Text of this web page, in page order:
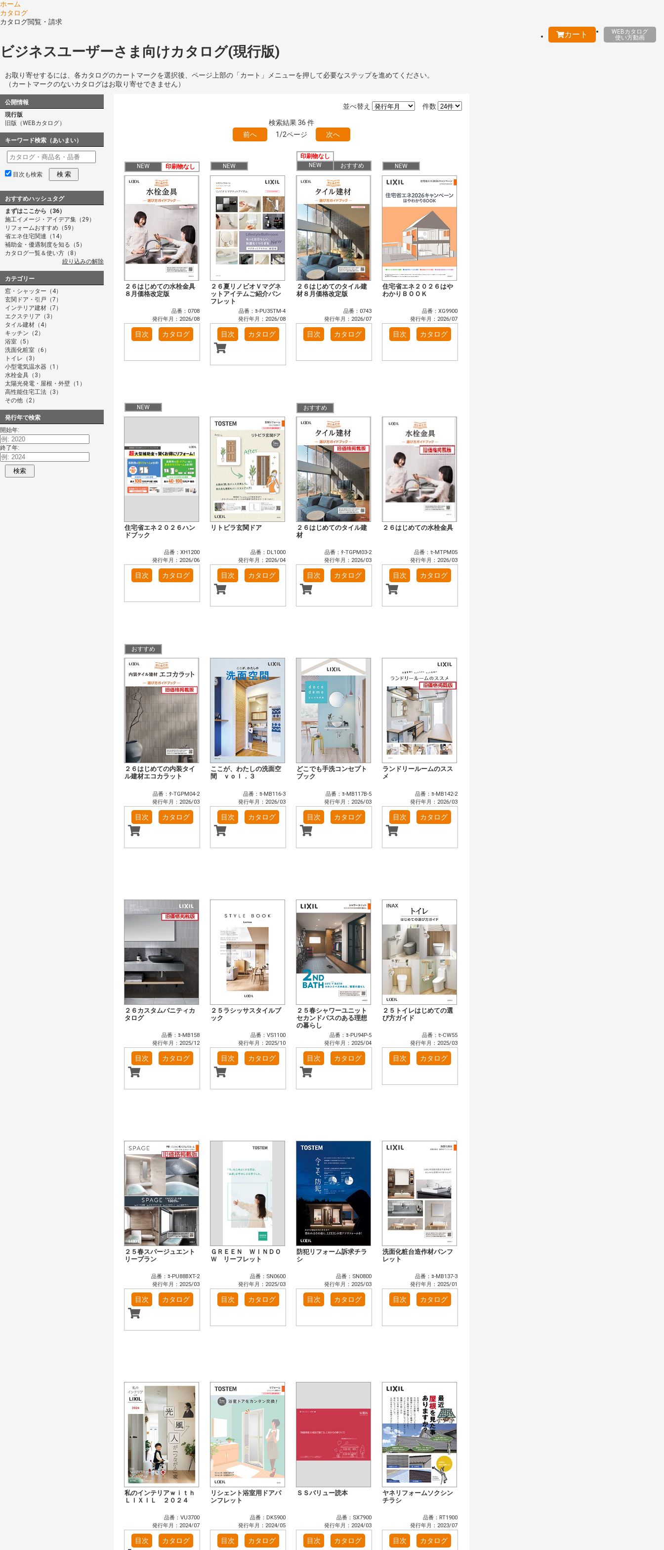
ホーム
カタログ
カタログ閲覧・請求
カート
WEBカタログ
使い方動画
ビジネスユーザーさま向けカタログ(現行版)
お取り寄せするには、各カタログのカートマークを選択後、ページ上部の「カート」メニューを押して必要なステップを進めてください。
（カートマークのないカタログはお取り寄せできません）
公開情報
現行版
旧版（WEBカタログ）
キーワード検索（あいまい）
目次も検索 検 索
おすすめハッシュタグ
まずはここから（36）
施工イメージ・アイデア集（29）
リフォームおすすめ（59）
省エネ住宅関連（14）
補助金・優遇制度を知る（5）
カタログ一覧＆使い方（8）
絞り込みの解除
カテゴリー
窓・シャッター（4）
玄関ドア・引戸（7）
インテリア建材（7）
エクステリア（3）
タイル建材（4）
キッチン（2）
浴室（5）
洗面化粧室（6）
トイレ（3）
小型電気温水器（1）
水栓金具（3）
太陽光発電・屋根・外壁（1）
高性能住宅工法（3）
その他（2）
発行年で検索
開始年:
終了年:
検索
件数
並べ替え
検索結果36 件
前へ
1/2ページ 次へ
NEW 印刷物なし
２６はじめての水栓金具
８月価格改定版
品番：0708
発行年月：2026/08
目次 カタログ
NEW
２６夏リノビオＶマグネ
ットアイテムご紹介パン
フレット
品番：ﾖ-PU35TM-4
発行年月：2026/08
目次 カタログ
印刷物なし
NEW
おすすめ
２６はじめてのタイル建
材８月価格改定版
品番：0743
発行年月：2026/07
目次 カタログ
NEW
住宅省エネ２０２６はや
わかりＢＯＯＫ
品番：XG9900
発行年月：2026/07
目次 カタログ
NEW
住宅省エネ２０２６ハン
ドブック
品番：XH1200
発行年月：2026/06
目次 カタログ
リトビラ玄関ドア
品番：DL1000
発行年月：2026/04
目次 カタログ
おすすめ
２６はじめてのタイル建
材
品番：ﾀ-TGPM03-2
発行年月：2026/03
目次 カタログ
２６はじめての水栓金具
品番：ｾ-MTPM05
発行年月：2026/03
目次 カタログ
おすすめ
２６はじめての内装タイ
ル建材エコカラット
品番：ﾀ-TGPM04-2
発行年月：2026/03
目次 カタログ
ここが、わたしの洗面空
間 ｖｏｌ．３
品番：ﾖ-MB116-3
発行年月：2026/03
目次 カタログ
どこでも手洗コンセプト
ブック
品番：ﾖ-MB117B-5
発行年月：2026/03
目次 カタログ
ランドリールームのスス
メ
品番：ﾖ-MB142-2
発行年月：2026/03
目次 カタログ
２６カスタムバニティカ
タログ
品番：ﾖ-MB158
発行年月：2025/12
目次 カタログ
２５ラシッサスタイルブ
ック
品番：VS1100
発行年月：2025/10
目次 カタログ
２５春シャワーユニット
セカンドバスのある理想
の暮らし
品番：ﾖ-PU94P-5
発行年月：2025/04
目次 カタログ
２５トイレはじめての選
び方ガイド
品番：ｾ-CW55
発行年月：2025/03
目次 カタログ
２５春スパージュエント
リープラン
品番：ﾖ-PU88BXT-2
発行年月：2025/03
目次 カタログ
ＧＲＥＥＮ ＷＩＮＤＯ
Ｗ リーフレット
品番：SN0600
発行年月：2025/03
目次 カタログ
防犯リフォーム訴求チラ
シ
品番：SN0800
発行年月：2025/03
目次 カタログ
洗面化粧台造作材パンフ
レット
品番：ﾖ-MB137-3
発行年月：2025/01
目次 カタログ
私のインテリアｗｉｔｈ
ＬＩＸＩＬ ２０２４
品番：VU3700
発行年月：2024/07
目次 カタログ
リシェント浴室用ドアパ
ンフレット
品番：DK5900
発行年月：2024/05
目次 カタログ
ＳＳバリュー読本
品番：SX7900
発行年月：2024/03
目次 カタログ
ヤネリフォームソクシン
チラシ
品番：RT1900
発行年月：2023/07
目次 カタログ